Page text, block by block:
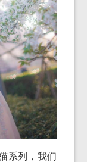
系列，我们